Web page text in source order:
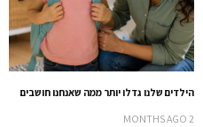
הילדים שלנו גדלו יותר ממה שאנחנו חושבים
2 MONTHS AGO